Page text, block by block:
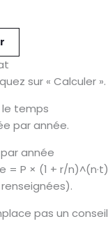
sur « Calculer ».
le temps
par année.
année
= P × (1 + r/
pas un conseil